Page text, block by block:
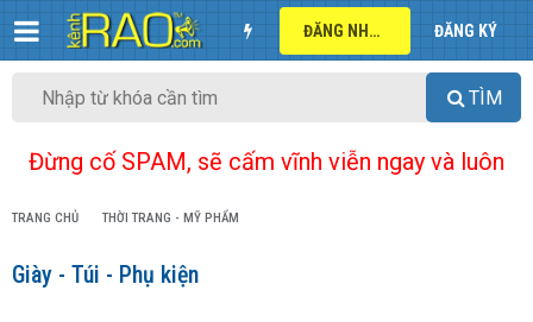
ĐĂNG NHẬP ĐĂNG KÝ
TÌM
Đừng cố SPAM, sẽ cấm vĩnh viễn ngay và luôn
TRANG CHỦ THỜI TRANG - MỸ PHẨM
Giày - Túi - Phụ kiện